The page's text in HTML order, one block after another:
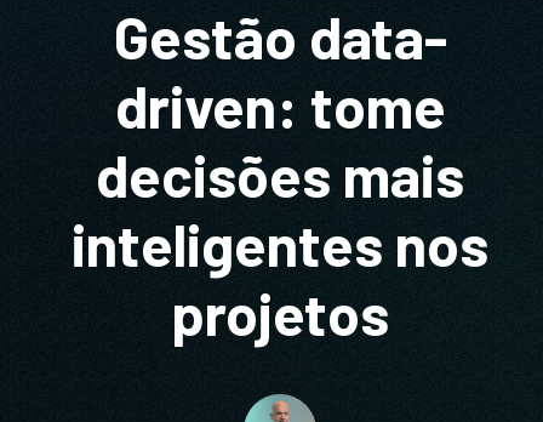
Gestão data-
driven: tome
decisões mais
inteligentes nos
projetos